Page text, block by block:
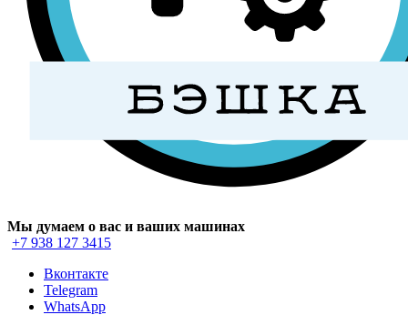
Мы думаем о вас и ваших машинах
+7 938 127 3415
Вконтакте
Telegram
WhatsApp